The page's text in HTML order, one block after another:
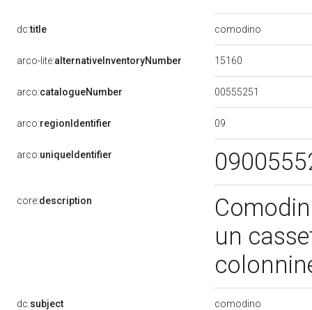
dc:title comodino
arco-lite:alternativeInventoryNumber 15160
arco:catalogueNumber 00555251
arco:regionIdentifier 09
arco:uniqueIdentifier
core:description
un
dc:subject comodino